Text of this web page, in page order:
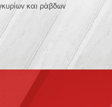
και ράβδων